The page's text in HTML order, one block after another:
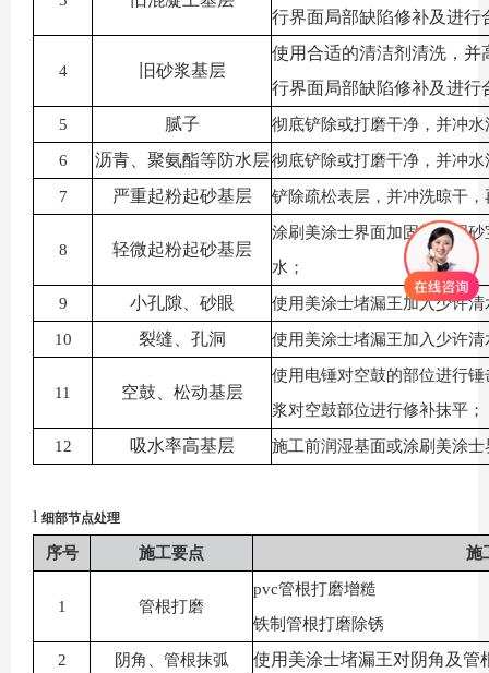
行界面局部缺陷修补及进行
4 旧砂浆基层
使用合适的清洁剂清洗，并
行界面局部缺陷修补及进行
5 腻子 彻底铲除或打磨干净，并冲
6 沥青、聚氨酯等防水层彻底铲除或打磨干净，并冲
7 严重起粉起砂基层 铲除疏松表层，并冲洗晾干
8 轻微起粉起砂基层
涂刷美涂士界面加固剂或固
水；
9 小孔隙、砂眼 使用美涂士堵漏王加入少许
10 裂缝、孔洞 使用美涂士堵漏王加入少许
11 空鼓、松动基层
使用电锤对空鼓的部位进行
浆对空鼓部位进行修补抹平；
12 吸水率高基层 施工前润湿基面或涂刷美涂
l 细部节点处理
序号 施工要点 施
1 管根打磨
pvc管根打磨增糙
铁制管根打磨除锈
2 阴角、管根抹弧 使用美涂士堵漏王对阴角及管